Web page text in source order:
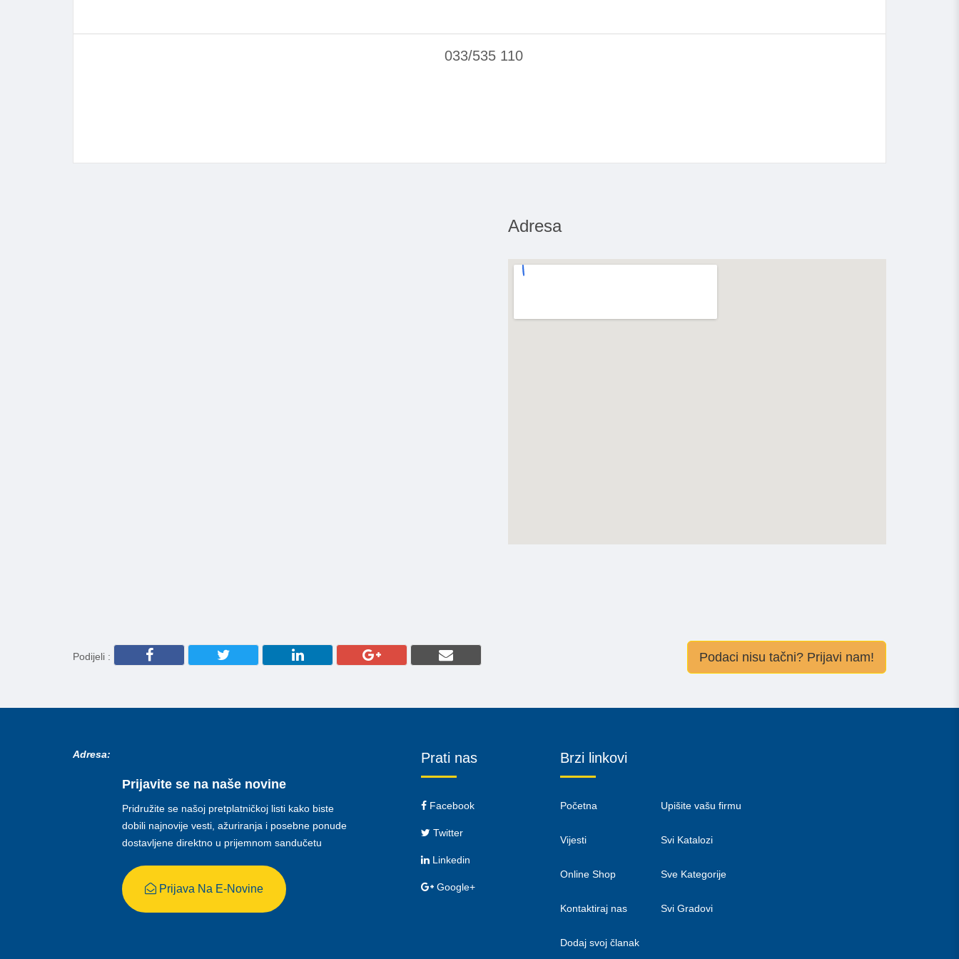
033/535 110
Adresa
Podijeli : Podaci nisu tačni? Prijavi nam!
Adresa:
Prijavite se na naše novine
Pridružite se našoj pretplatničkoj listi kako biste
dobili najnovije vesti, ažuriranja i posebne ponude
dostavljene direktno u prijemnom sandučetu
Prijava Na E-Novine
Prati nas
Facebook
Twitter
Linkedin
Google+
Brzi linkovi
Početna
Vijesti
Online Shop
Kontaktiraj nas
Dodaj svoj članak
Upišite vašu firmu
Svi Katalozi
Sve Kategorije
Svi Gradovi